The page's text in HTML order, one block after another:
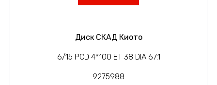
Диск СКАД Киото
6/15 PCD 4*100 ET 38 DIA 67.1
9275988